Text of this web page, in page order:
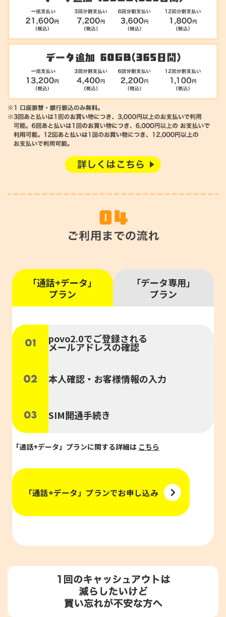
「通話+データ」
プラン
「データ専用」
プラン
povo2.0でご登録される
メールアドレスの確認
本人確認・お客様情報の入力
SIM開通手続き
「通話+データ」プランに関する詳細は こちら
「通話+データ」プランでお申し込み